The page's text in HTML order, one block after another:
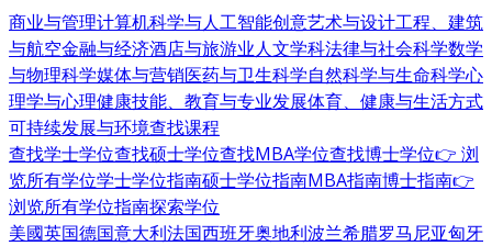
商业与管理计算机科学与人工智能创意艺术与设计工程、建筑
与航空金融与经济酒店与旅游业人文学科法律与社会科学数学
与物理科学媒体与营销医药与卫生科学自然科学与生命科学心
理学与心理健康技能、教育与专业发展体育、健康与生活方式
可持续发展与环境查找课程
查找学士学位查找硕士学位查找MBA学位查找博士学位👉 浏
览所有学位学士学位指南硕士学位指南MBA指南博士指南👉
浏览所有学位指南探索学位
美國英国德国意大利法国西班牙奥地利波兰希腊罗马尼亚匈牙